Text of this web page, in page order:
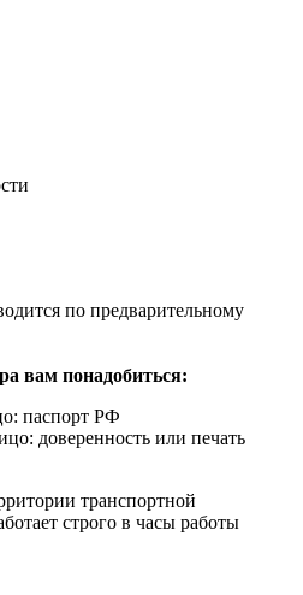
по предварительному
вам понадобиться:
паспорт РФ
доверенность или печать
транспортной
строго в часы работы